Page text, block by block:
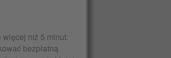
więcej niż 5 minut.
bezpłatną